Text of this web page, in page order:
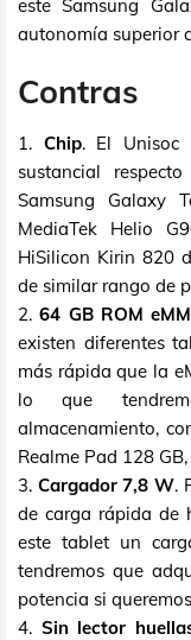
este Samsung
autonomía superior
Contras
1. Chip. El Unisoc
sustancial
Samsung Galaxy
MediaTek Helio
HiSilicon Kirin 820
de similar rango de
2.64 GB ROM
existen diferentes
más rápida que la
lo que
almacenamiento,
Realme Pad 128
3. Cargador 7,8 W.
de carga rápida de
este tablet un
tendremos que
potencia si
4. Sin lector